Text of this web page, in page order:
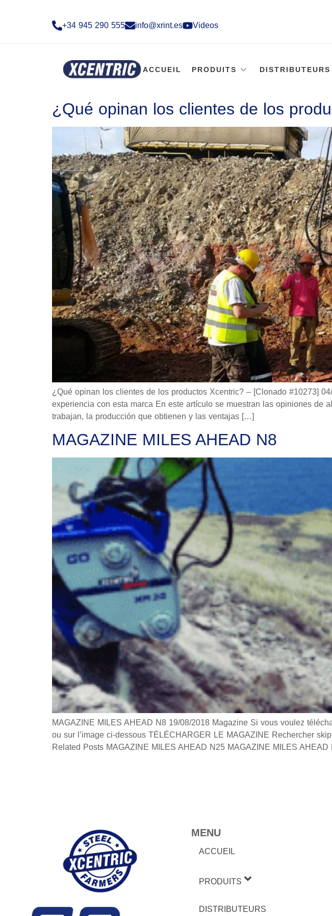
+34 945 290 555​ info@xrint.es Videos
ACCUEIL PRODUITS DISTRIBUTEURS
¿Qué opinan los clientes de los
¿Qué opinan los clientes de los productos Xcentric? – [Clonado #10273]
experiencia con esta marca En este artículo se muestran las opiniones
trabajan, la producción que obtienen y las ventajas […]
MAGAZINE MILES AHEAD N8
MAGAZINE MILES AHEAD N8 19/08/2018 Magazine Si vous voulez
ou sur l’image ci-dessous TÉLÉCHARGER LE MAGAZINE Rechercher
Related Posts MAGAZINE MILES AHEAD N25 MAGAZINE MILES
MENU
ACCUEIL
PRODUITS
DISTRIBUTEURS